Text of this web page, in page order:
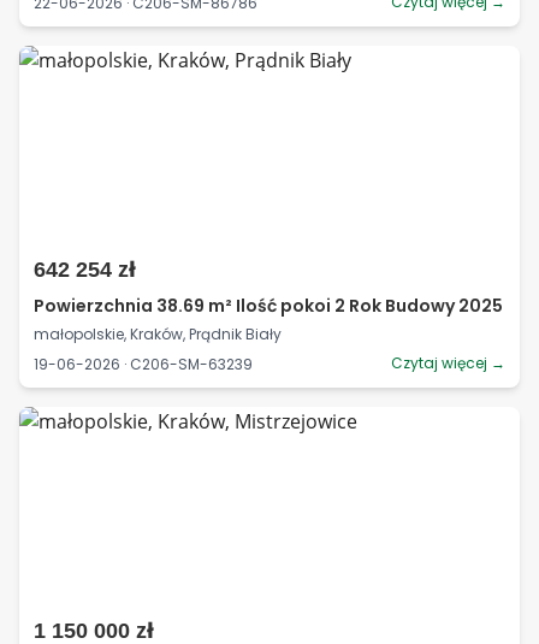
642 254 zł
Powierzchnia 38.69 m² Ilość pokoi 2 Rok Budowy 2025
małopolskie, Kraków, Prądnik Biały
19-06-2026 · C206-SM-63239
Czytaj więcej →
1 150 000 zł